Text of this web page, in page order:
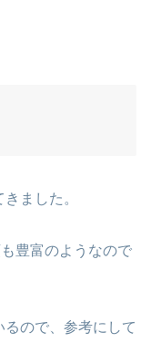
ました。
豊富のようなので
ので、参考にして